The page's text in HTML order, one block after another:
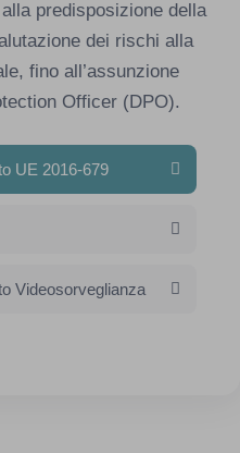
predisposizione della
dei rischi alla
fino all’assunzione
Officer (DPO).
UE 2016-679
Videosorveglianza